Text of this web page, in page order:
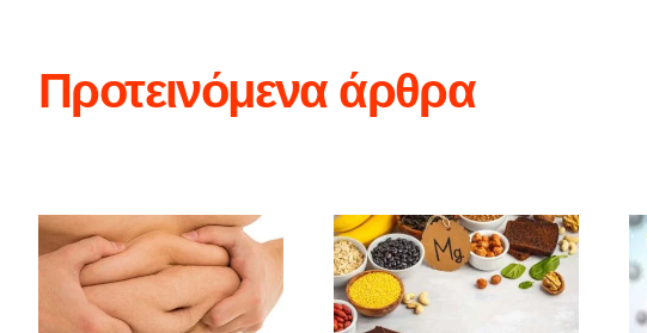
Προτεινόμενα άρθρα